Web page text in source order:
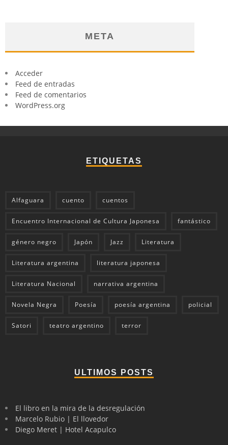
META
Acceder
Feed de entradas
Feed de comentarios
WordPress.org
ETIQUETAS
Alfaguara cuento cuentos
Encuentro Internacional de Cultura Japonesa fantástico
género negro Japón Jazz Literatura
Literatura argentina literatura japonesa
Literatura Nacional narrativa argentina
Novela Negra Poesía poesía argentina policial
Satori teatro argentino terror
ULTIMOS POSTS
El libro en la mira de la desregulación
Marcelo Rubio | El llovedor
Diego Meret | Hotel Acapulco